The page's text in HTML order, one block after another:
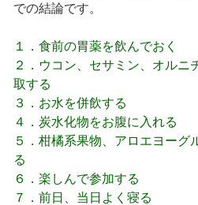
での結論です。
１．食前の胃薬を飲んでおく
２．ウコン、セサミン、オルニ
取する
３．お水を併飲する
４．炭水化物をお腹に入れる
５．柑橘系果物、アロエヨーグ
る
６．楽しんで参加する
７．前日、当日よく寝る